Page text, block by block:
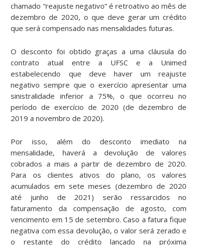
chamado “reajuste negativo” é retroativo ao mês de
dezembro de 2020, o que deve gerar um crédito
que será compensado nas mensalidades futuras.
O desconto foi obtido graças a uma cláusula do
contrato atual entre a UFSC e a Unimed
estabelecendo que deve haver um reajuste
negativo sempre que o exercício apresentar uma
sinistralidade inferior a 75%, o que ocorreu no
período de exercício de 2020 (de dezembro de
2019 a novembro de 2020).
Por isso, além do desconto imediato na
mensalidade, haverá a devolução de valores
cobrados a mais a partir de dezembro de 2020.
Para os clientes ativos do plano, os valores
acumulados em sete meses (dezembro de 2020
até junho de 2021) serão ressarcidos no
faturamento da compensação de agosto, com
vencimento em 15 de setembro. Caso a fatura fique
negativa com essa devolução, o valor será zerado e
o restante do crédito lançado na próxima